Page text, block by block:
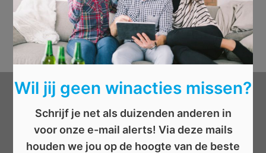
Wil jij geen winacties missen?
Schrijf je net als duizenden anderen in
voor onze e-mail alerts! Via deze mails
houden we jou op de hoogte van de beste